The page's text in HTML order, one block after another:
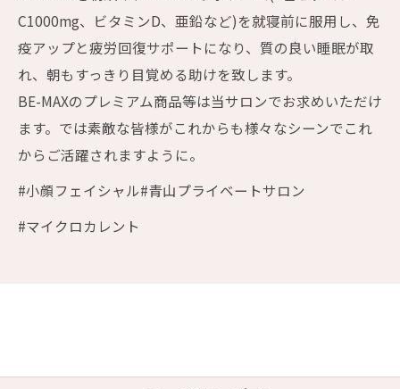
C1000mg、ビタミンD、亜鉛など)を就寝前に服用し、免
疫アップと疲労回復サポートになり、質の良い睡眠が取
れ、朝もすっきり目覚める助けを致します。
BE-MAXのプレミアム商品等は当サロンでお求めいただけ
ます。では素敵な皆様がこれからも様々なシーンでこれ
からご活躍されますように。
#小顔フェイシャル#青山プライベートサロン
#マイクロカレント